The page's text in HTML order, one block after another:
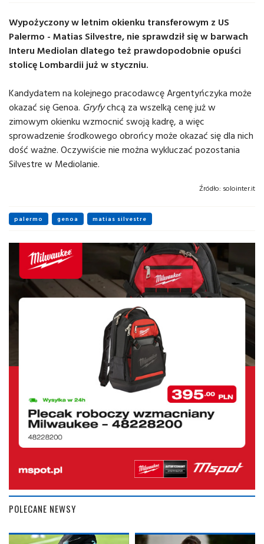
Wypożyczony w letnim okienku transferowym z US
Palermo - Matias Silvestre, nie sprawdził się w barwach
Interu Mediolan dlatego też prawdopodobnie opuści
stolicę Lombardii już w styczniu.
Kandydatem na kolejnego pracodawcę Argentyńczyka może
okazać się Genoa. Gryfychcą za wszelką cenę już w
zimowym okienku wzmocnić swoją kadrę, a więc
sprowadzenie środkowego obrońcy może okazać się dla nich
dość ważne. Oczywiście nie można wykluczać pozostania
Silvestre w Mediolanie.
Źródło: solointer.it
palermo genoa matias silvestre
POLECANE NEWSY